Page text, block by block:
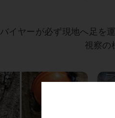
バイヤーが必ず現地へ足を運
視察の